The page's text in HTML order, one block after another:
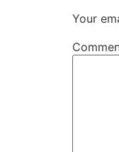
Your